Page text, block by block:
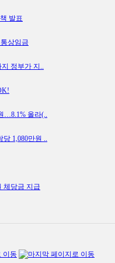
발표
상임금
정부가 지..
…8.1% 올라(..
1,080만원 ..
체당금 지급